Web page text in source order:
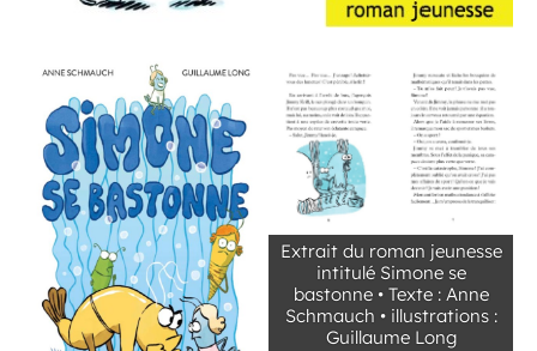
Extrait du roman jeunesse
intitulé Simone se
bastonne • Texte : Anne
Schmauch • illustrations :
Guillaume Long